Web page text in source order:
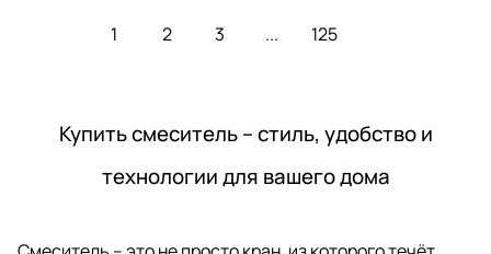
1 2 3 ... 125
Купить смеситель – стиль, удобство и
технологии для вашего дома